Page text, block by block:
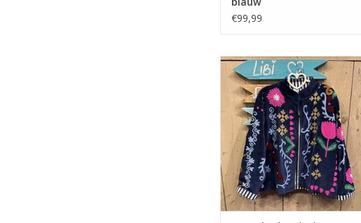
€99,99
Suzani velvet jasje – donkerblauw
pauw
TOEVOEGEN AAN WINKELWAGEN